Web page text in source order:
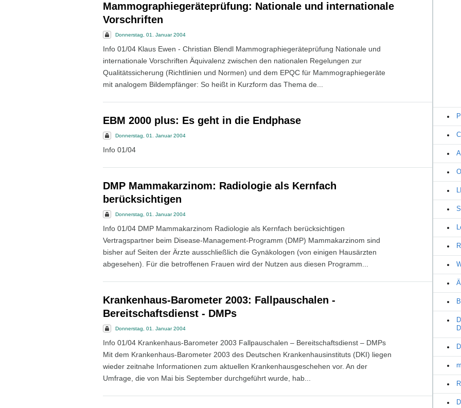
Mammographiegeräteprüfung: Nationale und internationale
Vorschriften
Donnerstag, 01. Januar 2004
Info 01/04 Klaus Ewen - Christian Blendl Mammographiegeräteprüfung Nationale und
internationale Vorschriften Äquivalenz zwischen den nationalen Regelungen zur
Qualitätssicherung (Richtlinien und Normen) und dem EPQC für Mammographiegeräte
mit analogem Bildempfänger: So heißt in Kurzform das Thema de...
EBM 2000 plus: Es geht in die Endphase
Donnerstag, 01. Januar 2004
Info 01/04
DMP Mammakarzinom: Radiologie als Kernfach
berücksichtigen
Donnerstag, 01. Januar 2004
Info 01/04 DMP Mammakarzinom Radiologie als Kernfach berücksichtigen
Vertragspartner beim Disease-Management-Programm (DMP) Mammakarzinom sind
bisher auf Seiten der Ärzte ausschließlich die Gynäkologen (von einigen Hausärzten
abgesehen). Für die betroffenen Frauen wird der Nutzen aus diesen Programm...
Krankenhaus-Barometer 2003: Fallpauschalen -
Bereitschaftsdienst - DMPs
Donnerstag, 01. Januar 2004
Info 01/04 Krankenhaus-Barometer 2003 Fallpauschalen – Bereitschaftsdienst – DMPs
Mit dem Krankenhaus-Barometer 2003 des Deutschen Krankenhausinstituts (DKI) liegen
wieder zeitnahe Informationen zum aktuellen Krankenhausgeschehen vor. An der
Umfrage, die von Mai bis September durchgeführt wurde, hab...